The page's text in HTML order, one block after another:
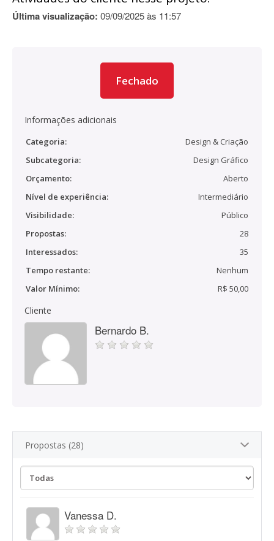
Última visualização: 09/09/2025 às 11:57
Fechado
Informações adicionais
Categoria:
Design & Criação
Subcategoria:
Design Gráfico
Orçamento:
Aberto
Nível de experiência:
Intermediário
Visibilidade:
Público
Propostas:
28
Interessados:
35
Tempo restante:
Nenhum
Valor Mínimo:
R$ 50,00
Cliente
Bernardo B.
Propostas (28)
Vanessa D.